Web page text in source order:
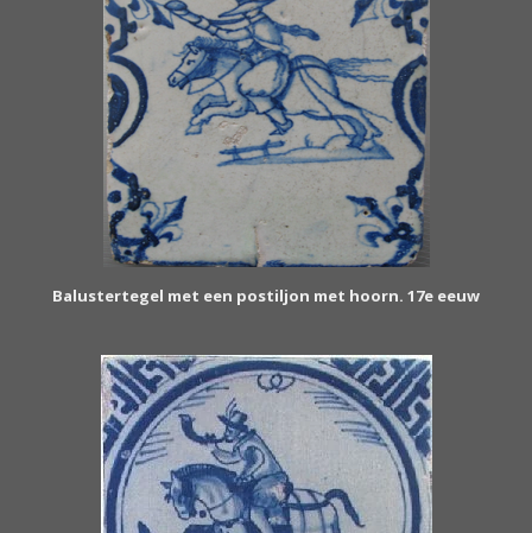
Balustertegel met een postiljon met hoorn. 17e eeuw